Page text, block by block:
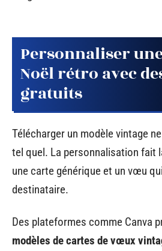
Personnaliser
Noël rétro avec
gratuits
Télécharger un modèle vintage
tel quel. La personnalisation fait
une carte générique et un vœu
destinataire.
Des plateformes comme Canva
modèles de cartes de vœux